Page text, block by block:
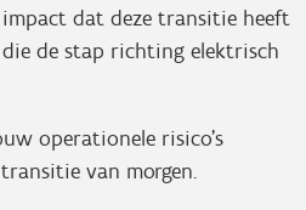
dat deze transitie heeft
de stap richting elektrisch
operationele risico’s
van morgen.